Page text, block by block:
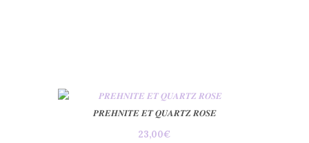
𝑷𝑹𝑬𝑯𝑵𝑰𝑻𝑬 𝑬𝑻 𝑸𝑼𝑨𝑹𝑻𝒁 𝑹𝑶𝑺𝑬
23,00€